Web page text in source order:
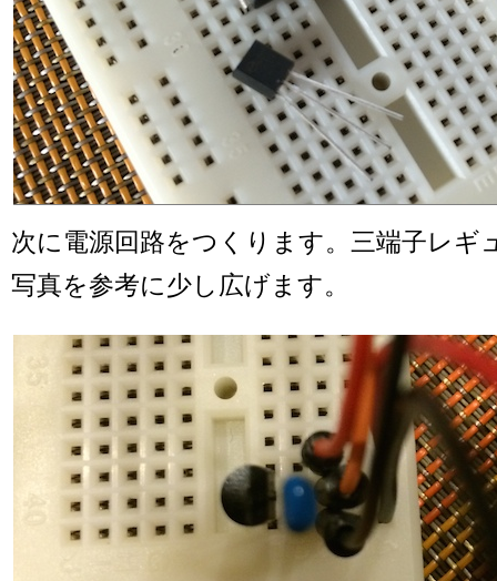
次に電源回路をつくります。三端子レギ
写真を参考に少し広げます。